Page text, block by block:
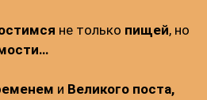
не только пищей, но
и Великого поста,